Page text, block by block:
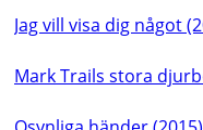
Jag vill visa dig något
Mark Trails stora